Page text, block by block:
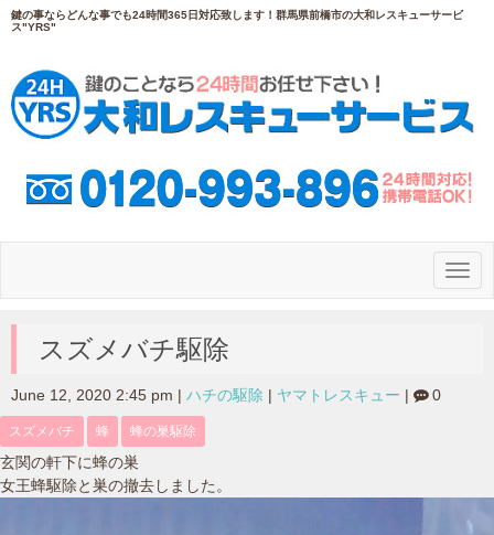
鍵の事ならどんな事でも24時間365日対応致します！群馬県前橋市の大和レスキューサービ
ス"YRS"
N
a
スズメバチ駆除
June 12, 2020 2:45 pm ハチの駆除 ヤマトレスキュー 0
スズメバチ 蜂 蜂の巣駆除
玄関の軒下に蜂の巣
女王蜂駆除と巣の撤去しました。